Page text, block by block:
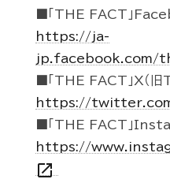
■「THE FACT」
https://ja-
jp.facebook.com/
■「THE FACT」X（
https://
■「THE FACT」
https://
open_in_new